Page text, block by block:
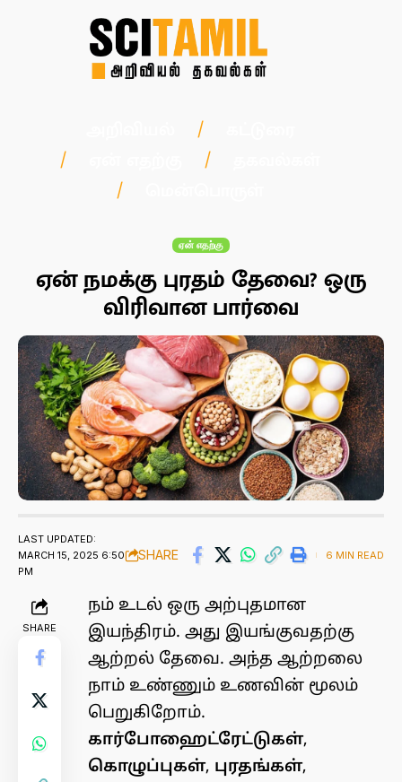
ஏன் எதற்கு
ஏன் நமக்கு புரதம் தேவை? ஒரு
விரிவான பார்வை
LAST UPDATED:
MARCH 15, 2025 6:50
PM
SHARE 6 MIN READ
SHARE
நம் உடல் ஒரு அற்புதமான
இயந்திரம். அது இயங்குவதற்கு
ஆற்றல் தேவை. அந்த ஆற்றலை
நாம் உண்ணும் உணவின் மூலம்
பெறுகிறோம்.
கார்போஹைட்ரேட்டுகள்,
கொழுப்புகள், புரதங்கள்,